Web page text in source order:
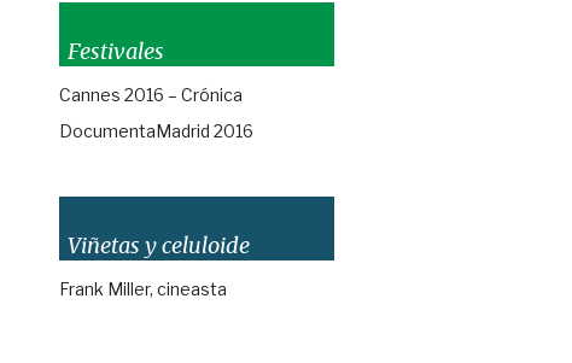
Festivales
Cannes 2016 – Crónica
DocumentaMadrid 2016
Viñetas y celuloide
Frank Miller, cineasta